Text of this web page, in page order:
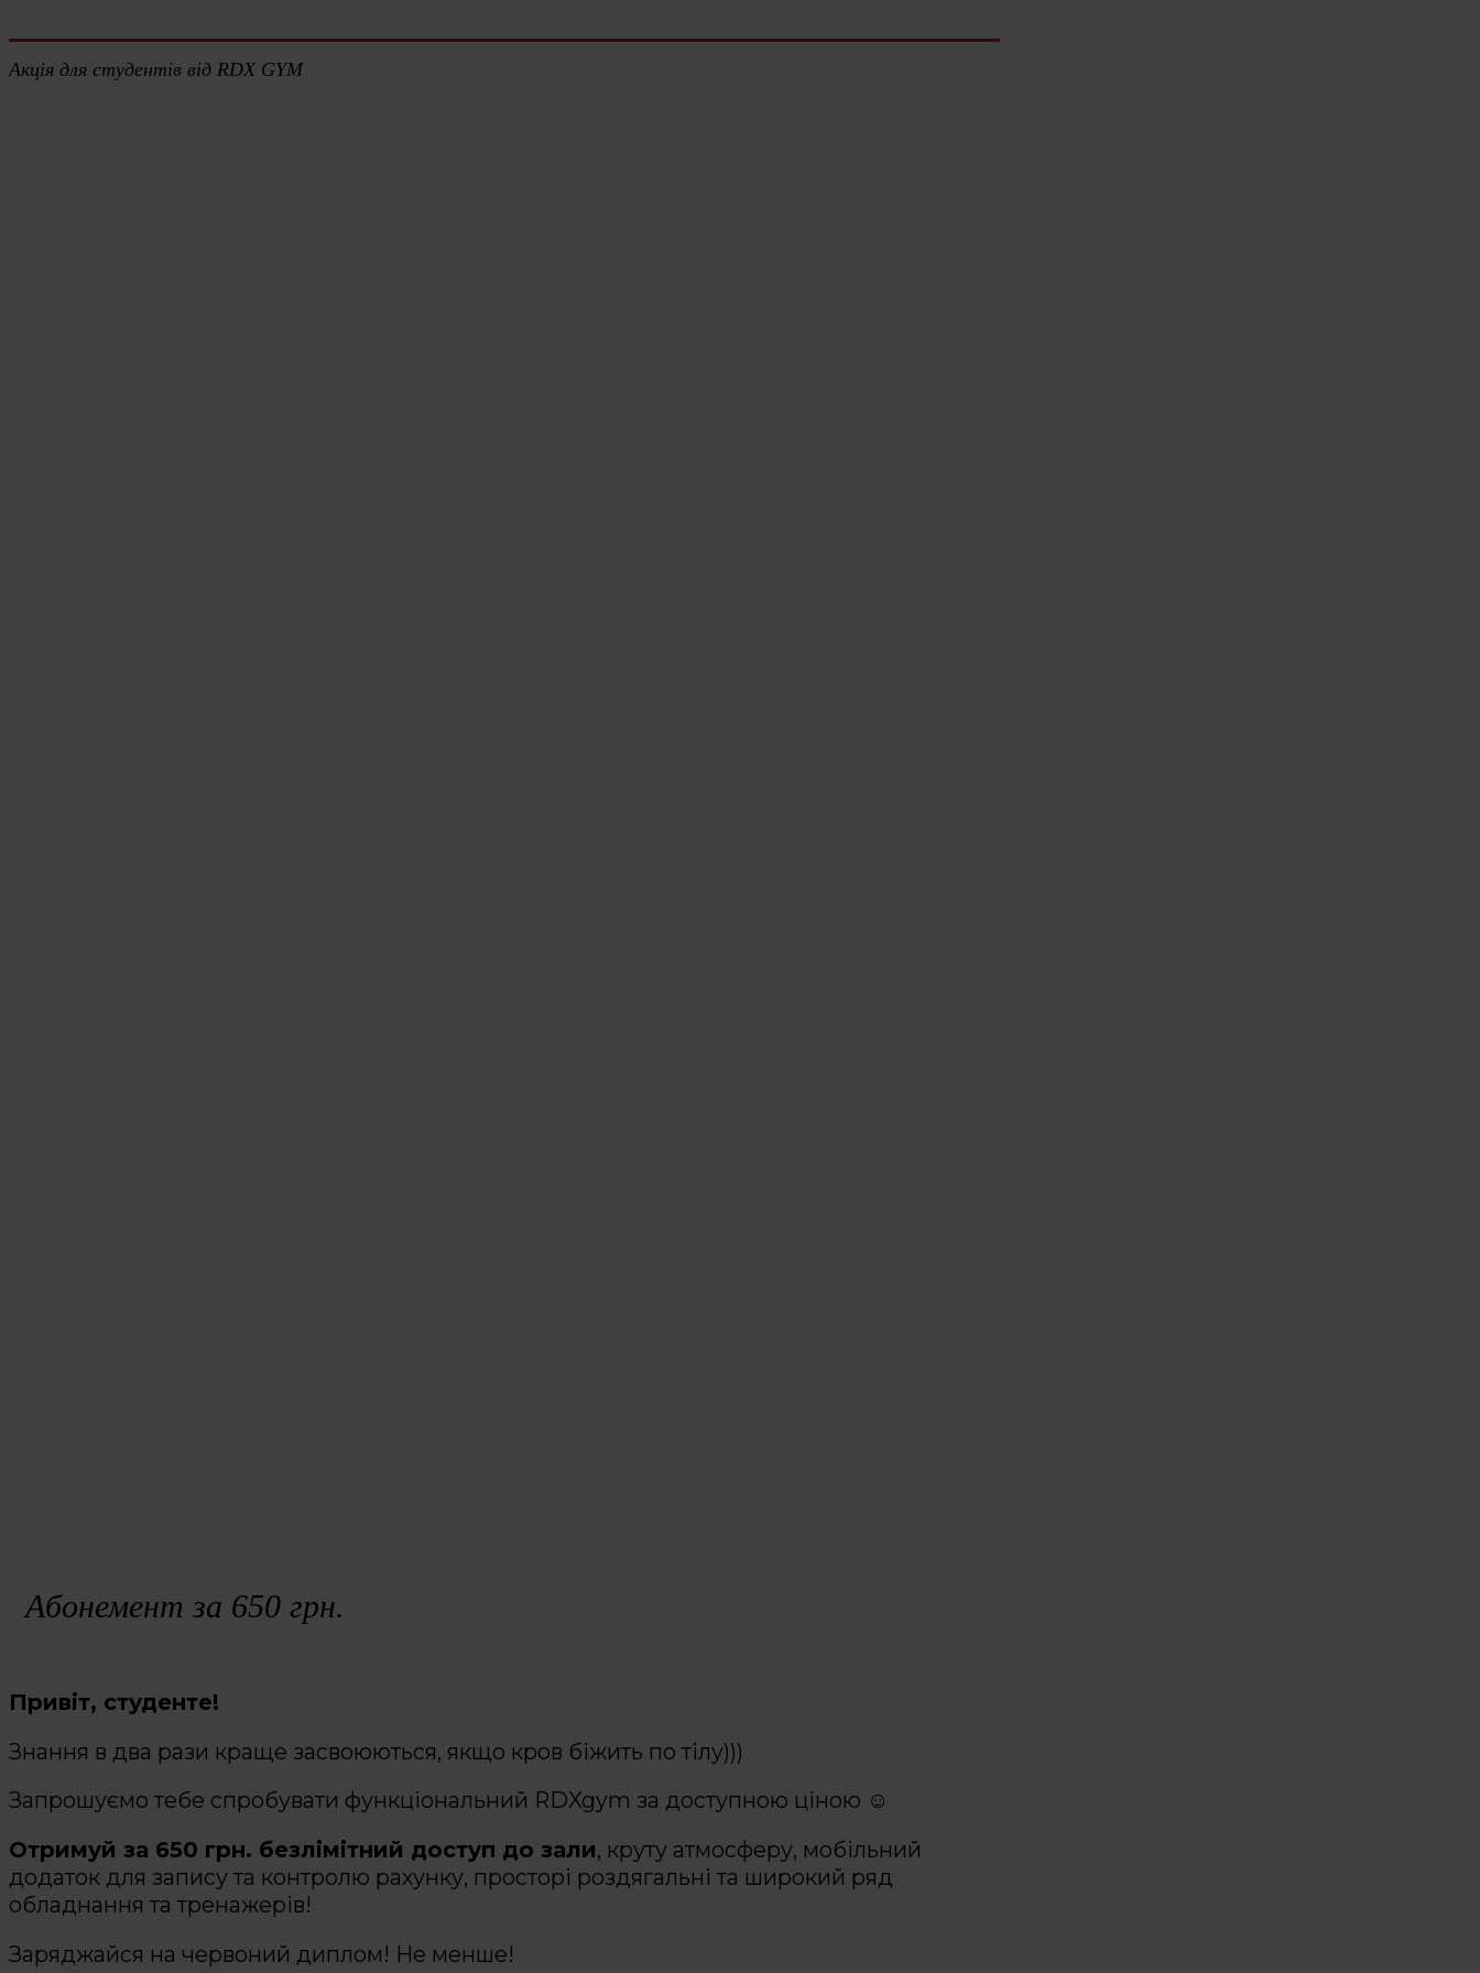
Акція для студентів від RDX GYM
Абонемент за 650 грн.
Привіт, студенте!
Знання в два рази краще засвоюються, якщо кров біжить по тілу)))
Запрошуємо тебе спробувати функціональний RDXgym за доступною ціною ☺️
Отримуй за 650 грн. безлімітний доступ до зали, круту атмосферу, мобільний
додаток для запису та контролю рахунку, просторі роздягальні та широкий ряд
обладнання та тренажерів!
Заряджайся на червоний диплом! Не менше!